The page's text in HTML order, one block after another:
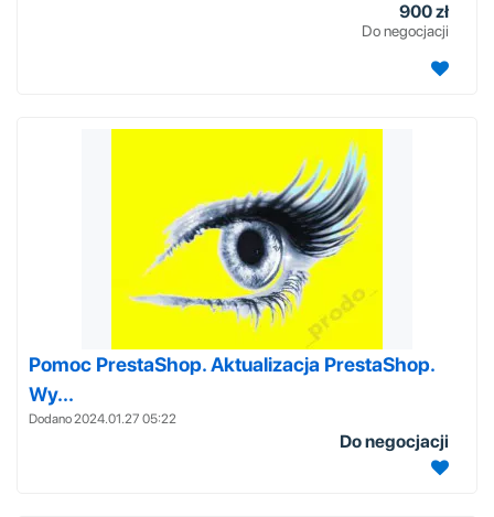
900 zł
Do negocjacji
Pomoc PrestaShop. Aktualizacja PrestaShop.
Wy...
Dodano 2024.01.27 05:22
Do negocjacji